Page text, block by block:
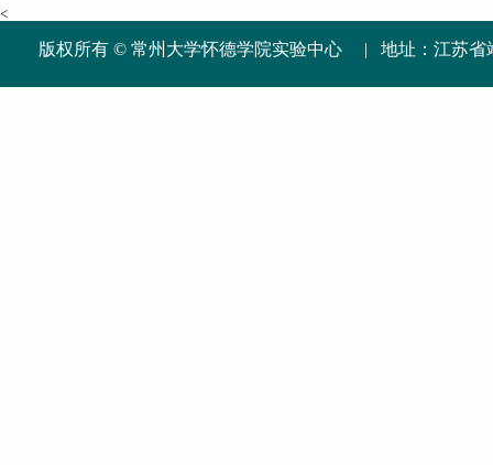
<
版权所有 © 常州大学怀德学院实验中心 | 地址：江苏